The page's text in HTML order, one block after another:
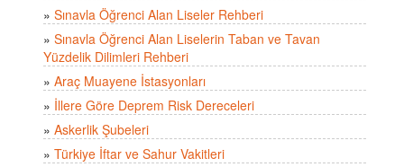
» Sınavla Öğrenci Alan Liseler Rehberi
» Sınavla Öğrenci Alan Liselerin Taban ve Tavan
Yüzdelik Dilimleri Rehberi
» Araç Muayene İstasyonları
» İllere Göre Deprem Risk Dereceleri
» Askerlik Şubeleri
» Türkiye İftar ve Sahur Vakitleri